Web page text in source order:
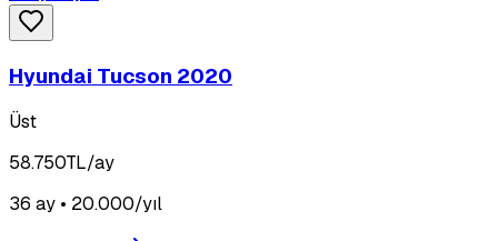
Hyundai Tucson 2020
Üst
58.750TL/ay
36 ay • 20.000/yıl